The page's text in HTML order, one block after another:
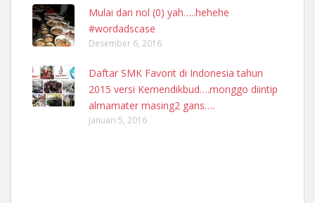
Mulai dari nol (0) yah…..hehehe
#wordadscase
Desember 6, 2016
Daftar SMK Favorit di Indonesia tahun
2015 versi Kemendikbud….monggo diintip
almamater masing2 gans….
Januari 5, 2016